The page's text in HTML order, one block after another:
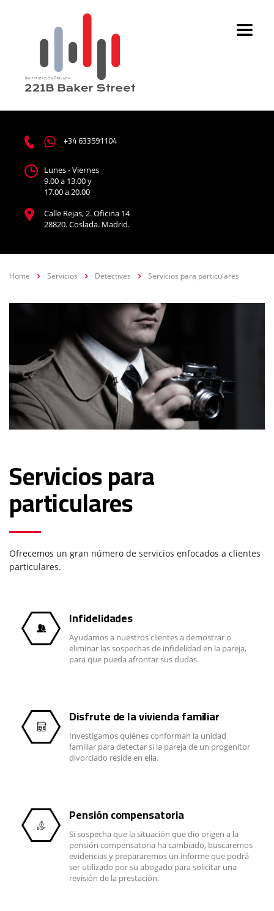
+34 633591104
Lunes - Viernes
9.00 a 13.00 y
17.00 a 20.00
Calle Rejas, 2. Oficina 14
28820. Coslada. Madrid.
Home Servicios Detectives Servicios para particulares
Servicios para
particulares
Ofrecemos un gran número de servicios enfocados a clientes
particulares.
Infidelidades
Ayudamos a nuestros clientes a demostrar o
eliminar las sospechas de infidelidad en la pareja,
para que pueda afrontar sus dudas.
Disfrute de la vivienda familiar
Investigamos quiénes conforman la unidad
familiar para detectar si la pareja de un progenitor
divorciado reside en ella.
Pensión compensatoria
Si sospecha que la situación que dio origen a la
pensión compensatoria ha cambiado, buscaremos
evidencias y prepararemos un informe que podrá
ser utilizado por su abogado para solicitar una
revisión de la prestación.